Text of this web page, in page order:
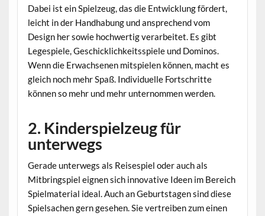
Dabei ist ein Spielzeug, das die Entwicklung fördert,
leicht in der Handhabung und ansprechend vom
Design her sowie hochwertig verarbeitet. Es gibt
Legespiele, Geschicklichkeitsspiele und Dominos.
Wenn die Erwachsenen mitspielen können, macht es
gleich noch mehr Spaß. Individuelle Fortschritte
können so mehr und mehr unternommen werden.
2. Kinderspielzeug für
unterwegs
Gerade unterwegs als Reisespiel oder auch als
Mitbringspiel eignen sich innovative Ideen im Bereich
Spielmaterial ideal. Auch an Geburtstagen sind diese
Spielsachen gern gesehen. Sie vertreiben zum einen